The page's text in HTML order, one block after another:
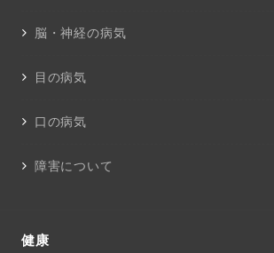
脳・神経の病気
目の病気
口の病気
障害について
健康